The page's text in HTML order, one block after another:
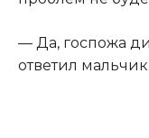
— Да, госпожа
ответил